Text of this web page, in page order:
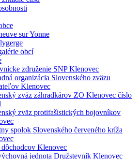
sur Yonne
obcí
združenie SNP Klenovec
organizácia Slovenského zväzu
Klenovec
zväz záhradkárov ZO Klenovec číslo
zväz protifašistických bojovníkov
spolok Slovenského červeného kríža
Klenovec
jednota Družstevník Klenovec